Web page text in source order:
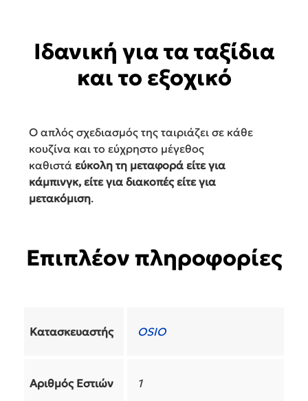
Ιδανική για τα ταξίδια
και το εξοχικό
Ο απλός σχεδιασμός της ταιριάζει σε κάθε
κουζίνα και το εύχρηστο μέγεθος
καθιστά εύκολη τη μεταφορά είτε για
κάμπινγκ, είτε για διακοπές είτε για
μετακόμιση.
Επιπλέον πληροφορίες
Κατασκευαστής OSIO
Αριθμός Εστιών 1